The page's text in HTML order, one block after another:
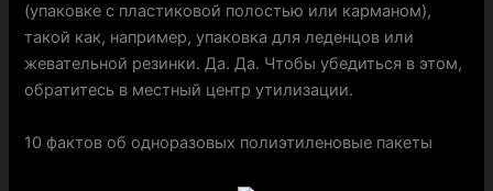
(упаковке с пластиковой полостью или карманом),
такой как, например, упаковка для леденцов или
жевательной резинки. Да. Да. Чтобы убедиться в этом,
обратитесь в местный центр утилизации.
10 фактов об одноразовых полиэтиленовые пакеты